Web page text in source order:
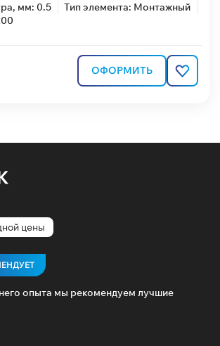
мм: 0.5
Тип элемента: Монтажный
ОФОРМИТЬ
цены
опыта мы рекомендуем лучшие